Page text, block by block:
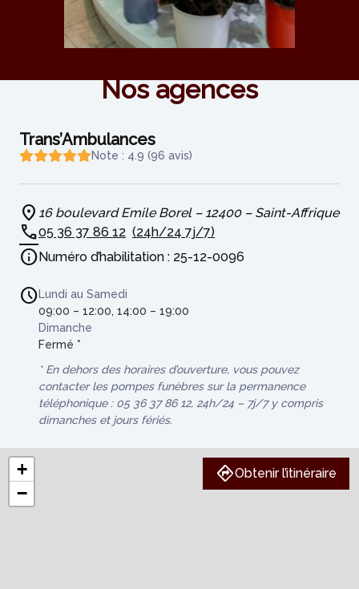
Nos agences
Trans’Ambulances
Note : 4.9 (96 avis)
16 boulevard Emile Borel – 12400 – Saint-Affrique
05 36 37 86 12 (24h/24 7j/7)
Numéro d’habilitation : 25-12-0096
Lundi au Samedi
09:00 – 12:00, 14:00 – 19:00
Dimanche
Fermé *
* En dehors des horaires d’ouverture, vous pouvez
contacter les pompes funèbres sur la permanence
téléphonique : 05 36 37 86 12, 24h/24 – 7j/7 y compris
dimanches et jours fériés.
+
−
Obtenir l’itinéraire